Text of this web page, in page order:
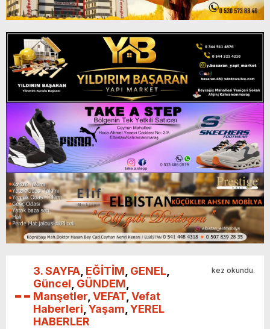
3. SAYFA EĞİTİM GENEL
Güncel GÜNDEM
Manşetler VEFAT Vefat
Haberleri Yaşam YEREL
HABERLER
kez okundu.